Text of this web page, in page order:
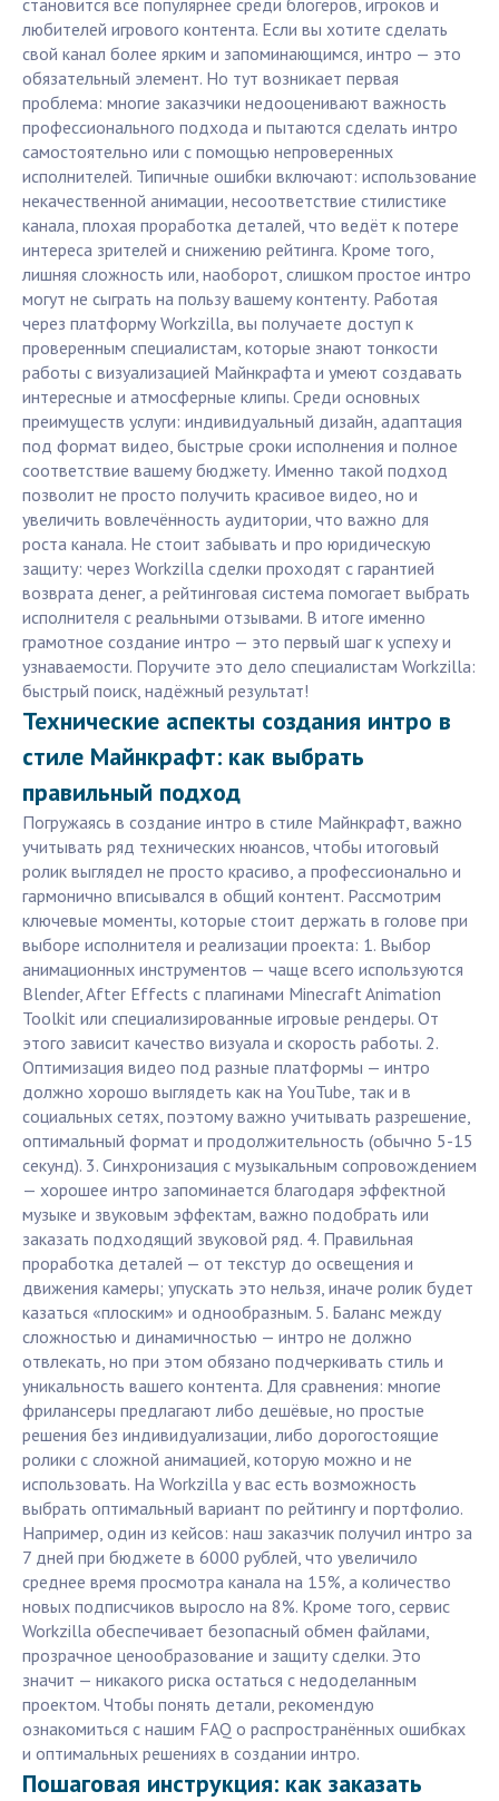
становится всё популярнее среди блогеров, игроков и
любителей игрового контента. Если вы хотите сделать
свой канал более ярким и запоминающимся, интро — это
обязательный элемент. Но тут возникает первая
проблема: многие заказчики недооценивают важность
профессионального подхода и пытаются сделать интро
самостоятельно или с помощью непроверенных
исполнителей. Типичные ошибки включают: использование
некачественной анимации, несоответствие стилистике
канала, плохая проработка деталей, что ведёт к потере
интереса зрителей и снижению рейтинга. Кроме того,
лишняя сложность или, наоборот, слишком простое интро
могут не сыграть на пользу вашему контенту. Работая
через платформу Workzilla, вы получаете доступ к
проверенным специалистам, которые знают тонкости
работы с визуализацией Майнкрафта и умеют создавать
интересные и атмосферные клипы. Среди основных
преимуществ услуги: индивидуальный дизайн, адаптация
под формат видео, быстрые сроки исполнения и полное
соответствие вашему бюджету. Именно такой подход
позволит не просто получить красивое видео, но и
увеличить вовлечённость аудитории, что важно для
роста канала. Не стоит забывать и про юридическую
защиту: через Workzilla сделки проходят с гарантией
возврата денег, а рейтинговая система помогает выбрать
исполнителя с реальными отзывами. В итоге именно
грамотное создание интро — это первый шаг к успеху и
узнаваемости. Поручите это дело специалистам Workzilla:
быстрый поиск, надёжный результат!
Технические аспекты создания интро в
стиле Майнкрафт: как выбрать
правильный подход
Погружаясь в создание интро в стиле Майнкрафт, важно
учитывать ряд технических нюансов, чтобы итоговый
ролик выглядел не просто красиво, а профессионально и
гармонично вписывался в общий контент. Рассмотрим
ключевые моменты, которые стоит держать в голове при
выборе исполнителя и реализации проекта: 1. Выбор
анимационных инструментов — чаще всего используются
Blender, After Effects с плагинами Minecraft Animation
Toolkit или специализированные игровые рендеры. От
этого зависит качество визуала и скорость работы. 2.
Оптимизация видео под разные платформы — интро
должно хорошо выглядеть как на YouTube, так и в
социальных сетях, поэтому важно учитывать разрешение,
оптимальный формат и продолжительность (обычно 5-15
секунд). 3. Синхронизация с музыкальным сопровождением
— хорошее интро запоминается благодаря эффектной
музыке и звуковым эффектам, важно подобрать или
заказать подходящий звуковой ряд. 4. Правильная
проработка деталей — от текстур до освещения и
движения камеры; упускать это нельзя, иначе ролик будет
казаться «плоским» и однообразным. 5. Баланс между
сложностью и динамичностью — интро не должно
отвлекать, но при этом обязано подчеркивать стиль и
уникальность вашего контента. Для сравнения: многие
фрилансеры предлагают либо дешёвые, но простые
решения без индивидуализации, либо дорогостоящие
ролики с сложной анимацией, которую можно и не
использовать. На Workzilla у вас есть возможность
выбрать оптимальный вариант по рейтингу и портфолио.
Например, один из кейсов: наш заказчик получил интро за
7 дней при бюджете в 6000 рублей, что увеличило
среднее время просмотра канала на 15%, а количество
новых подписчиков выросло на 8%. Кроме того, сервис
Workzilla обеспечивает безопасный обмен файлами,
прозрачное ценообразование и защиту сделки. Это
значит — никакого риска остаться с недоделанным
проектом. Чтобы понять детали, рекомендую
ознакомиться с нашим FAQ о распространённых ошибках
и оптимальных решениях в создании интро.
Пошаговая инструкция: как заказать